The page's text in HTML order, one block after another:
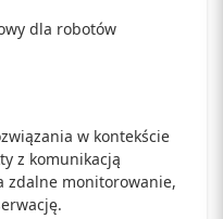
dla robotów
w kontekście
z komunikacją
zdalne monitorowanie,